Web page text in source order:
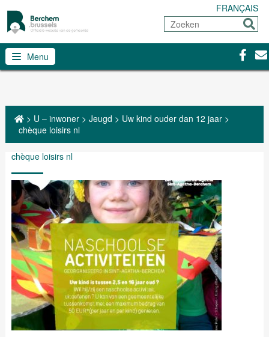
FRANÇAIS
Zoeken
Sturen
Menu
> U – inwoner> Jeugd > Uw kind ouder dan 12 jaar>
chèque loisirs nl
chèque loisirs nl